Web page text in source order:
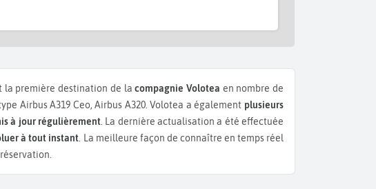
la première destination de lacompagnie Volotea en nombre de
Airbus A319 Ceo, Airbus A320.Volotea a également plusieurs
à jour régulièrement. La dernière actualisation a été effectuée
à tout instant. La meilleure façon de connaître en temps réel